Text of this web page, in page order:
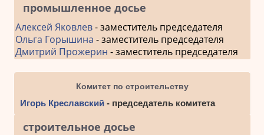
промышленное досье
Алексей Яковлев- заместитель председателя
Ольга Горышина - заместитель председателя
Дмитрий Прожерин - заместитель председателя
Комитет по строительству
Игорь Креславский - председатель комитета
строительное досье